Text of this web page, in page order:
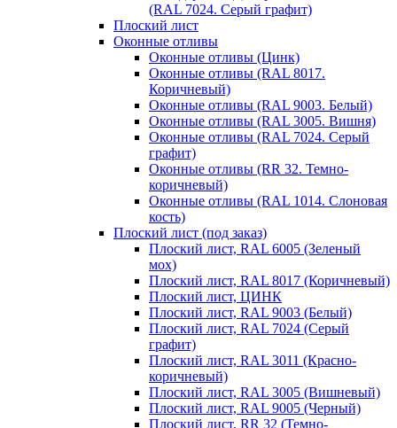
(RAL 7024. Серый графит)
Плоский лист
Оконные отливы
Оконные отливы (Цинк)
Оконные отливы (RAL 8017.
Коричневый)
Оконные отливы (RAL 9003. Белый)
Оконные отливы (RAL 3005. Вишня)
Оконные отливы (RAL 7024. Серый
графит)
Оконные отливы (RR 32. Темно-
коричневый)
Оконные отливы (RAL 1014. Слоновая
кость)
Плоский лист (под заказ)
Плоский лист, RAL 6005 (Зеленый
мох)
Плоский лист, RAL 8017 (Коричневый)
Плоский лист, ЦИНК
Плоский лист, RAL 9003 (Белый)
Плоский лист, RAL 7024 (Серый
графит)
Плоский лист, RAL 3011 (Красно-
коричневый)
Плоский лист, RAL 3005 (Вишневый)
Плоский лист, RAL 9005 (Черный)
Плоский лист, RR 32 (Темно-